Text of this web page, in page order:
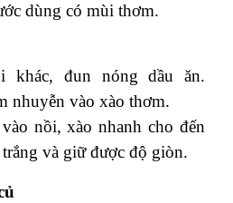
dùng có mùi thơm.
khác, đun nóng dầu ăn.
nhuyễn vào xào thơm.
nồi, xào nhanh cho đến
và giữ được độ giòn.